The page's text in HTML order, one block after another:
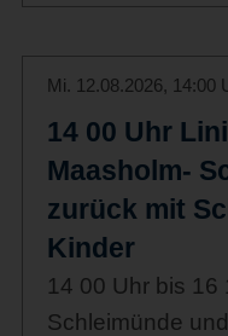
Mi. 12.08.2026, 14:00
14 00 Uhr
Maasholm-
zurück mit
Kinder
14 00 Uhr bis 16
Schleimünde